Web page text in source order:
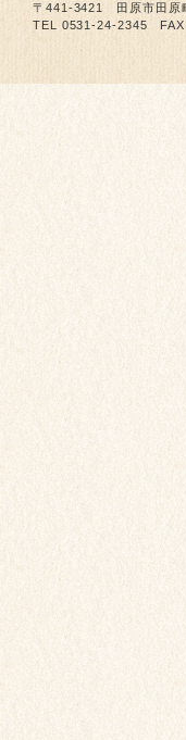
〒441-3421 田原市田原
TEL 0531-24-2345 FAX